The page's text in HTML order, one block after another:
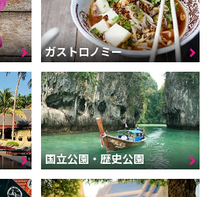
ガストロノミー
国立公園・歴史公園